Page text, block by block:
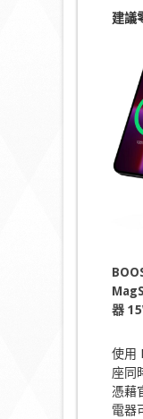
建議
器
使用
座同
憑藉
電器